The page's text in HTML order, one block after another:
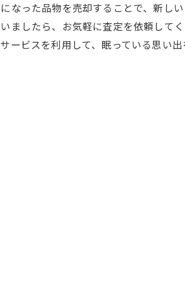
なった品物を売却することで、新しい
ましたら、お気軽に査定を依頼して
ービスを利用して、眠っている思い出